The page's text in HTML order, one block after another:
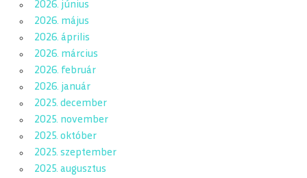
2026. június
2026. május
2026. április
2026. március
2026. február
2026. január
2025. december
2025. november
2025. október
2025. szeptember
2025. augusztus